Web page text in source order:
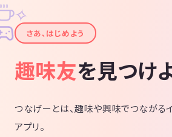
✦
✧
さあ、はじめよう
趣味友を見つけ
つなげーとは、趣味や興味でつながる
アプリ。